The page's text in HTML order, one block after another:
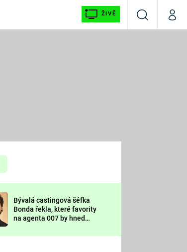
ŽIVĚ
VyhledáváníMůj
Prima LAJK
Sledujte nás
Bývalá castingová šéfka
Bonda řekla, které favority
na agenta 007 by hned